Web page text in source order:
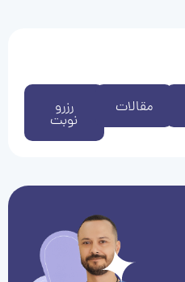
رزرو
نوبت
مقالات